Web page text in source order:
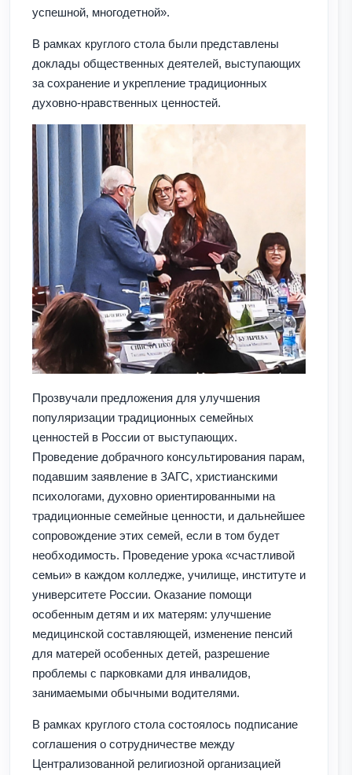
успешной, многодетной».
В рамках круглого стола были представлены
доклады общественных деятелей, выступающих
за сохранение и укрепление традиционных
духовно-нравственных ценностей.
Прозвучали предложения для улучшения
популяризации традиционных семейных
ценностей в России от выступающих.
Проведение добрачного консультирования парам,
подавшим заявление в ЗАГС, христианскими
психологами, духовно ориентированными на
традиционные семейные ценности, и дальнейшее
сопровождение этих семей, если в том будет
необходимость. Проведение урока «счастливой
семьи» в каждом колледже, училище, институте и
университете России. Оказание помощи
особенным детям и их матерям: улучшение
медицинской составляющей, изменение пенсий
для матерей особенных детей, разрешение
проблемы с парковками для инвалидов,
занимаемыми обычными водителями.
В рамках круглого стола состоялось подписание
соглашения о сотрудничестве между
Централизованной религиозной организацией